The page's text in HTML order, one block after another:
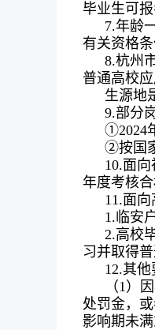
毕业生可
7.年龄
有关资格
8.杭州
普通高校
生源地
9.部分
①2024
②按国
10.面
年度考核
11.面
1.临安
2.高校
习并取得
12.其他
（1）
处罚金，
影响期未